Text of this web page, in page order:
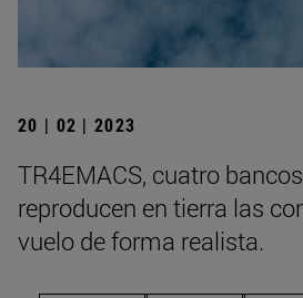
20 | 02 | 2023
TR4EMACS, cuatro
reproducen en tierra las
vuelo de forma realista.